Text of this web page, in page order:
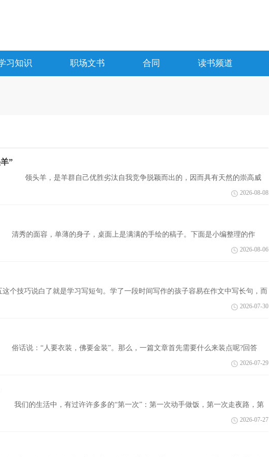
习知识 职场文书 合同 读书频道
”
领头羊，是羊群自己优胜劣汰自我竞争脱颖而出的，因而具有天然的崇高威
2026-08-08
的面容，单薄的身子，桌面上是满满的手绘的稿子。下面是小编整理的作
2026-08-06
个技巧说白了就是学习写短句。学了一段时间写作的孩子容易在作文中写长句，而
2026-07-30
说：“人要衣装，佛要金装”。那么，一篇文章首先需要什么来装点呢?回答
2026-07-29
的生活中，有过许许多多的“第一次”：第一次动手做饭，第一次走夜路，第
2026-07-27